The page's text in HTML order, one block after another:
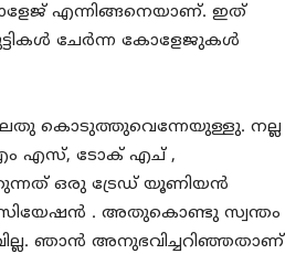
എന്നിങ്ങനെയാണ്. ഇത്
ചേർന്ന കോളേജുകൾ
കൊടുത്തുവെന്നേയുള്ളു. നല്ല
എസ്, ടോക് എച് ,
ഒരു ട്രേഡ് യൂണിയൻ
. അതുകൊണ്ടു സ്വന്തം
ഞാൻ അനുഭവിച്ചറിഞ്ഞതാണ്